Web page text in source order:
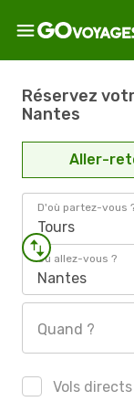
Réservez
Nantes
Aller-
D'où partez-vous
Tours
Où allez-vous ?
Nantes
Quand ?
Vols directs